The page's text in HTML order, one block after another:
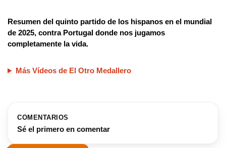
Resumen del quinto partido de los hispanos en el mundial
de 2025, contra Portugal donde nos jugamos
completamente la vida.
Más Vídeos de El Otro Medallero
COMENTARIOS
Sé el primero en comentar